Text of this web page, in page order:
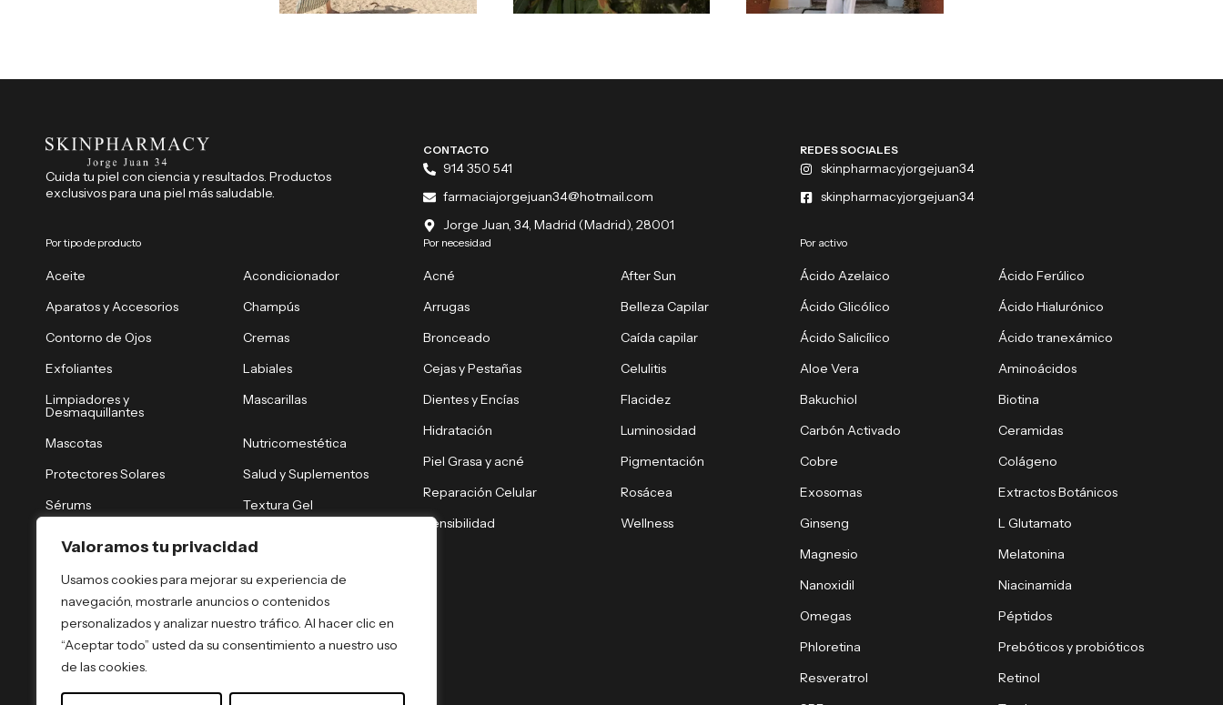
Valoramos tu privacidad
Usamos cookies para mejorar su experiencia de
navegación, mostrarle anuncios o contenidos
personalizados y analizar nuestro tráfico. Al hacer clic en
“Aceptar todo” usted da su consentimiento a nuestro uso
de las cookies.
Cuida tu piel con ciencia y resultados. Productos
exclusivos para una piel más saludable.
CONTACTO
914 350 541
farmaciajorgejuan34@hotmail.com
Jorge Juan, 34, Madrid (Madrid), 28001
REDES SOCIALES
skinpharmacyjorgejuan34
skinpharmacyjorgejuan34
Por tipo de producto
Aceite
Acondicionador
Aparatos y Accesorios
Champús
Contorno de Ojos
Cremas
Exfoliantes
Labiales
Limpiadores y
Desmaquillantes
Mascarillas
Mascotas
Nutricomestética
Protectores Solares
Salud y Suplementos
Sérums
Textura Gel
Por necesidad
Acné
After Sun
Arrugas
Belleza Capilar
Bronceado
Caída capilar
Cejas y Pestañas
Celulitis
Dientes y Encías
Flacidez
Hidratación
Luminosidad
Piel Grasa y acné
Pigmentación
Reparación Celular
Rosácea
Sensibilidad
Wellness
Por activo
Ácido Azelaico
Ácido Ferúlico
Ácido Glicólico
Ácido Hialurónico
Ácido Salicílico
Ácido tranexámico
Aloe Vera
Aminoácidos
Bakuchiol
Biotina
Carbón Activado
Ceramidas
Cobre
Colágeno
Exosomas
Extractos Botánicos
Ginseng
L Glutamato
Magnesio
Melatonina
Nanoxidil
Niacinamida
Omegas
Péptidos
Phloretina
Prebóticos y probióticos
Resveratrol
Retinol